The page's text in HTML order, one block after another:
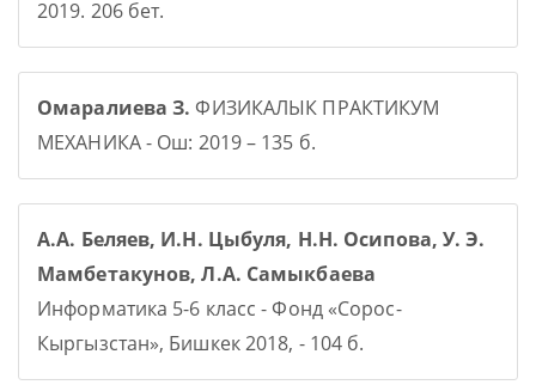
2019. 206 бет.
Омаралиева З. ФИЗИКАЛЫК ПРАКТИКУМ
МЕХАНИКА - Ош: 2019 – 135 б.
А.А. Беляев, И.Н. Цыбуля, Н.Н. Осипова, У. Э.
Мамбетакунов, Л.А. Самыкбаева
Информатика 5-6 класс - Фонд «Сорос-
Кыргызстан», Бишкек 2018, - 104 б.